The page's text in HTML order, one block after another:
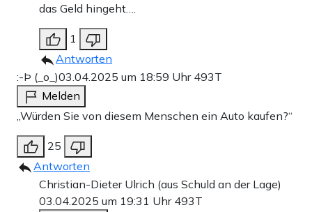
das Geld hingeht….
1
Antworten
:-Þ (_o_)03.04.2025 um 18:59 Uhr 493T
Melden
„Würden Sie von diesem Menschen ein Auto kaufen?“
25
Antworten
Christian-Dieter Ulrich (aus Schuld an der Lage)
03.04.2025 um 19:31 Uhr 493T